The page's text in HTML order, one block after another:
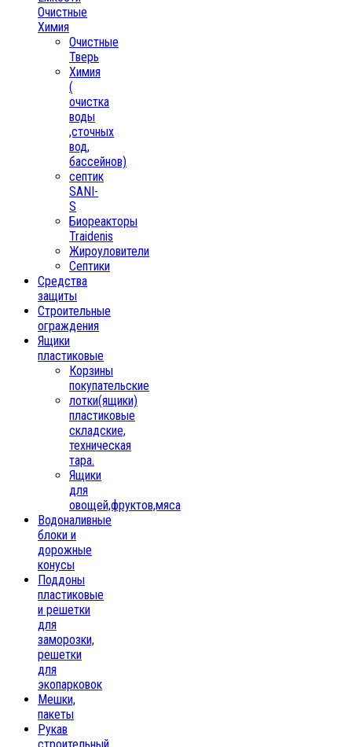
Очистные
Химия
Очистные
Тверь
Химия
(
очистка
воды
,сточных
вод,
бассейнов)
септик
SANI-
S
Биореакторы
Traidenis
Жироуловители
Септики
Средства
защиты
Строительные
ограждения
Ящики
пластиковые
Корзины
покупательские
лотки(ящики)
пластиковые
складские,
техническая
тара.
Ящики
для
овощей,фруктов,мяса
Водоналивные
блоки и
дорожные
конусы
Поддоны
пластиковые
и решетки
для
заморозки,
решетки
для
экопарковок
Мешки,
пакеты
Рукав